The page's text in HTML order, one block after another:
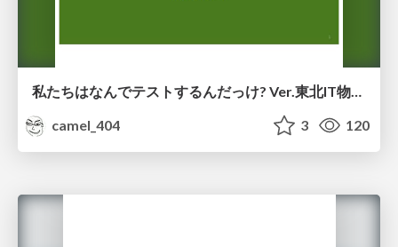
私たちはなんでテストするんだっけ? Ver.東北IT物産展2026 in 会津若松
camel_404
3 120